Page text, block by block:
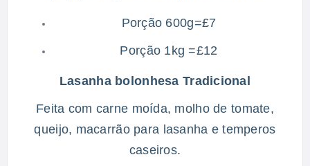
Porção 600g=£7
Porção 1kg =£12
Lasanha bolonhesa Tradicional
Feita com carne moída, molho de tomate,
queijo, macarrão para lasanha e temperos
caseiros.